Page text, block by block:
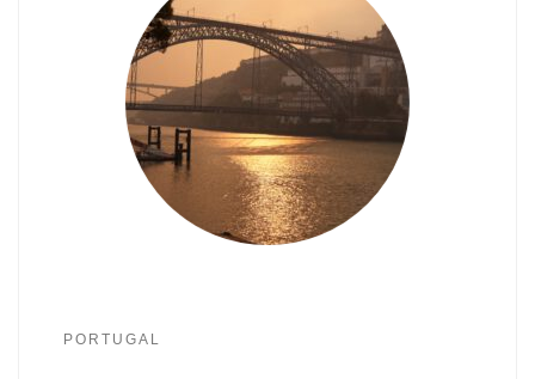
PORTUGAL